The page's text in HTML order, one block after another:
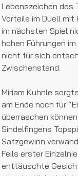
Lebenszeichen des
Vorteile im Duell
im nächsten Spiel
hohen Führungen
nicht für sich
Zwischenstand.
Miriam Kuhnle
am Ende noch für
überraschen
Sindelfingens
Satzgewinn
Feils erster
enttäuschte